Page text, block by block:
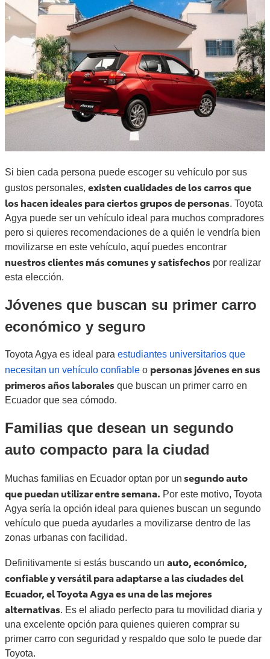
Si bien cada persona puede escoger su vehículo por sus
gustos personales, existen cualidades de los carros que
los hacen ideales para ciertos grupos de personas. Toyota
Agya puede ser un vehículo ideal para muchos compradores
pero si quieres recomendaciones de a quién le vendría bien
movilizarse en este vehículo, aquí puedes encontrar
nuestros clientes más comunes y satisfechos por realizar
esta elección.
Jóvenes que buscan su primer carro
económico y seguro
Toyota Agya es ideal para estudiantes universitarios que
necesitan un vehículo confiable o personas jóvenes en sus
primeros años laborales que buscan un primer carro en
Ecuador que sea cómodo.
Familias que desean un segundo
auto compacto para la ciudad
Muchas familias en Ecuador optan por un segundo auto
que puedan utilizar entre semana. Por este motivo, Toyota
Agya sería la opción ideal para quienes buscan un segundo
vehículo que pueda ayudarles a movilizarse dentro de las
zonas urbanas con facilidad.
Definitivamente si estás buscando un auto, económico,
confiable y versátil para adaptarse a las ciudades del
Ecuador, el Toyota Agya es una de las mejores
alternativas. Es el aliado perfecto para tu movilidad diaria y
una excelente opción para quienes quieren comprar su
primer carro con seguridad y respaldo que solo te puede dar
Toyota.